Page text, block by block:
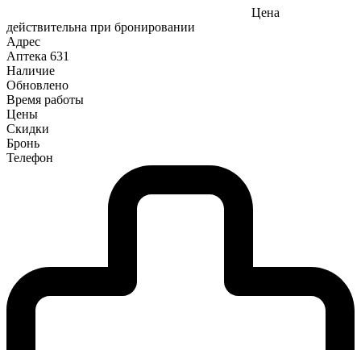
Цена
действительна при бронировании
Адрес
Аптека 631
Наличие
Обновлено
Время работы
Цены
Скидки
Бронь
Телефон